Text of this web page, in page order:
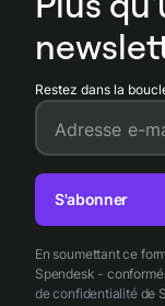
Restez dans la
Adresse e-
En soumettant ce
Spendesk -
de confidentialitéde
S'abonner